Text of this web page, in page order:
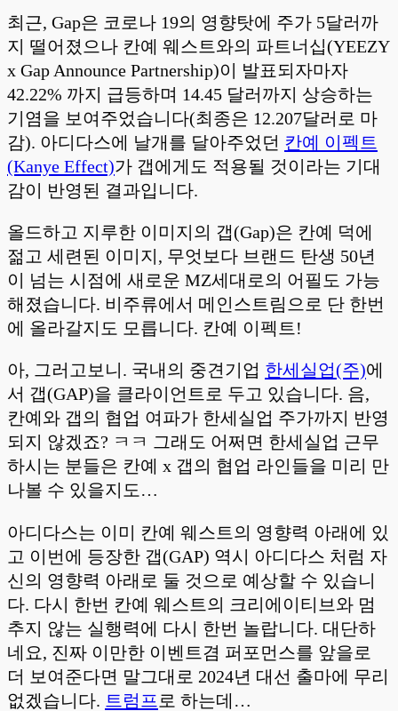
최근, Gap은 코로나 19의 영향탓에 주가 5달러까
지 떨어졌으나 칸예 웨스트와의 파트너십(YEEZY
x Gap Announce Partnership)이 발표되자마자
42.22% 까지 급등하며 14.45 달러까지 상승하는
기염을 보여주었습니다(최종은 12.207달러로 마
감). 아디다스에 날개를 달아주었던 칸예 이펙트
(Kanye Effect)가 갭에게도 적용될 것이라는 기대
감이 반영된 결과입니다.
올드하고 지루한 이미지의 갭(Gap)은 칸예 덕에
젊고 세련된 이미지, 무엇보다 브랜드 탄생 50년
이 넘는 시점에 새로운 MZ세대로의 어필도 가능
해졌습니다. 비주류에서 메인스트림으로 단 한번
에 올라갈지도 모릅니다. 칸예 이펙트!
아, 그러고보니. 국내의 중견기업 한세실업(주)에
서 갭(GAP)을 클라이언트로 두고 있습니다. 음,
칸예와 갭의 협업 여파가 한세실업 주가까지 반영
되지 않겠죠? ㅋㅋ 그래도 어쩌면 한세실업 근무
하시는 분들은 칸예 x 갭의 협업 라인들을 미리 만
나볼 수 있을지도…
아디다스는 이미 칸예 웨스트의 영향력 아래에 있
고 이번에 등장한 갭(GAP) 역시 아디다스 처럼 자
신의 영향력 아래로 둘 것으로 예상할 수 있습니
다. 다시 한번 칸예 웨스트의 크리에이티브와 멈
추지 않는 실행력에 다시 한번 놀랍니다. 대단하
네요, 진짜 이만한 이벤트겸 퍼포먼스를 앞을로
더 보여준다면 말그대로 2024년 대선 출마에 무리
없겠습니다. 트럼프 로 하는데…